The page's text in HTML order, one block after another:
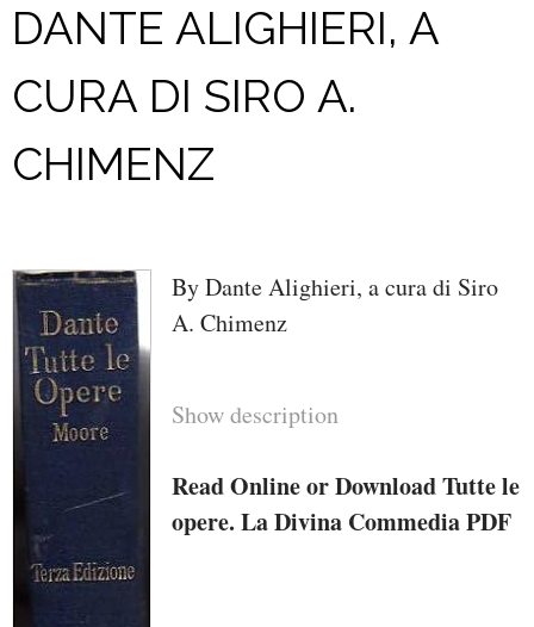
DANTE ALIGHIERI, A
CURA DI SIRO A.
CHIMENZ
By Dante Alighieri, a cura di Siro
A. Chimenz
Show description
Read Online or Download Tutte le
opere. La Divina Commedia PDF